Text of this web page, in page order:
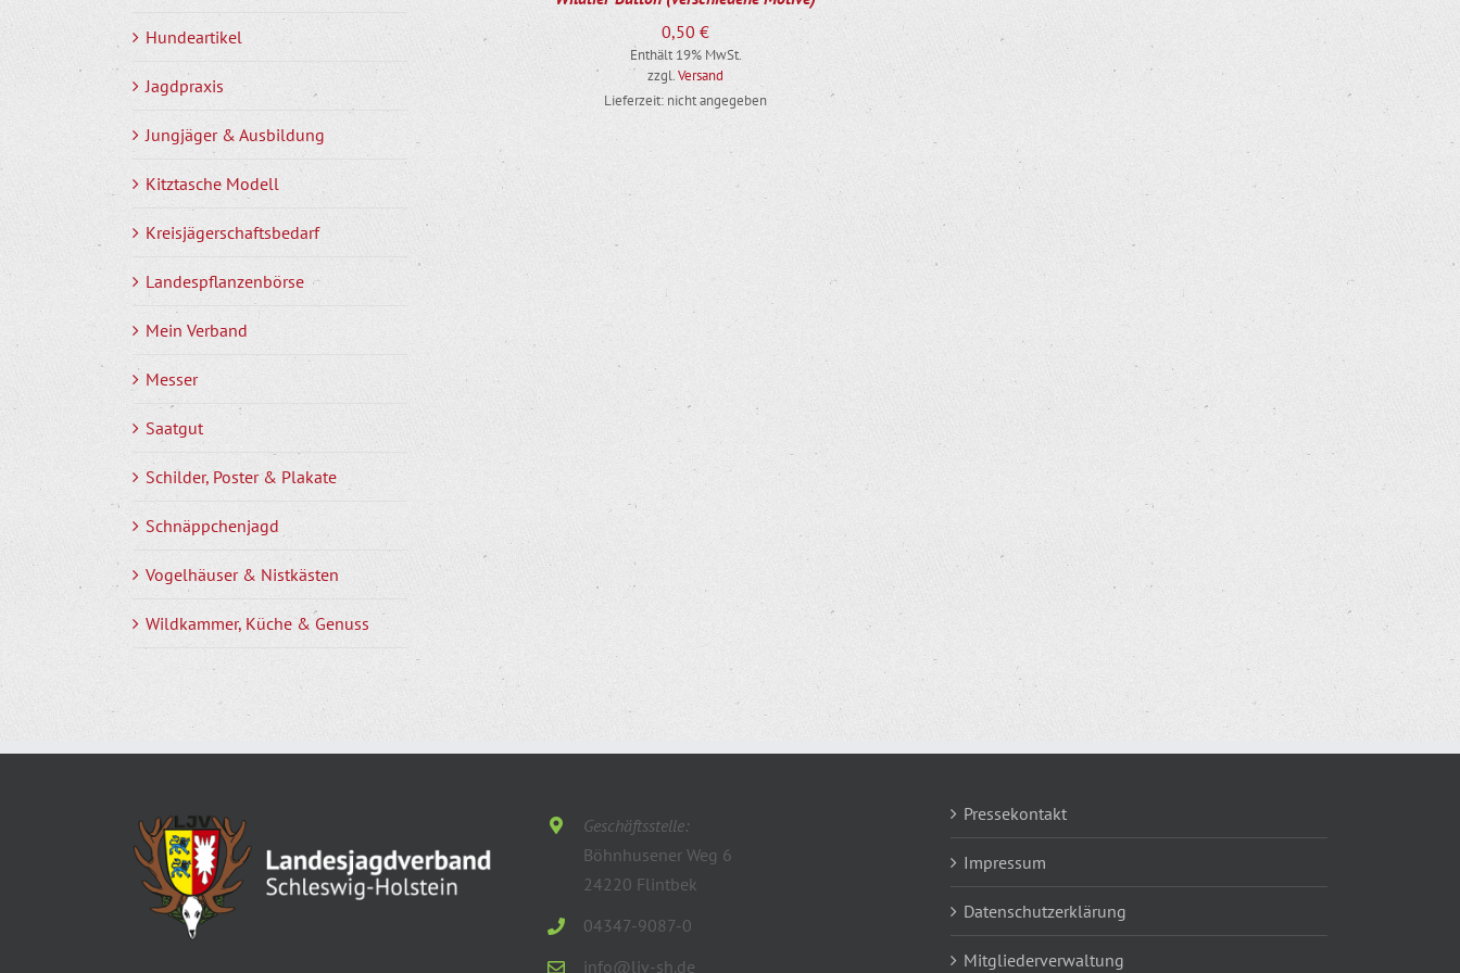
0,50€
Enthält 19% MwSt.
zzgl.Versand
Lieferzeit: nicht angegeben
Hundeartikel
Jagdpraxis
Jungjäger & Ausbildung
Kitztasche Modell
Kreisjägerschaftsbedarf
Landespflanzenbörse
Mein Verband
Messer
Saatgut
Schilder, Poster & Plakate
Schnäppchenjagd
Vogelhäuser & Nistkästen
Wildkammer, Küche & Genuss
Geschäftsstelle:
Böhnhusener Weg 6
24220 Flintbek
04347-9087-0
info@ljv-sh.de
Pressekontakt
Impressum
Datenschutzerklärung
Mitgliederverwaltung